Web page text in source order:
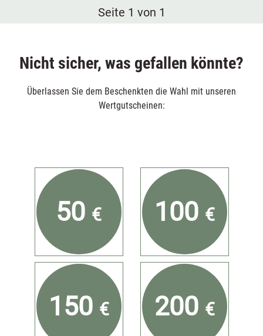
Seite 1 von 1
Nicht sicher, was gefallen könnte?
Überlassen Sie dem Beschenkten die Wahl mit unseren
Wertgutscheinen:
50 €
150 €
100 €
200 €